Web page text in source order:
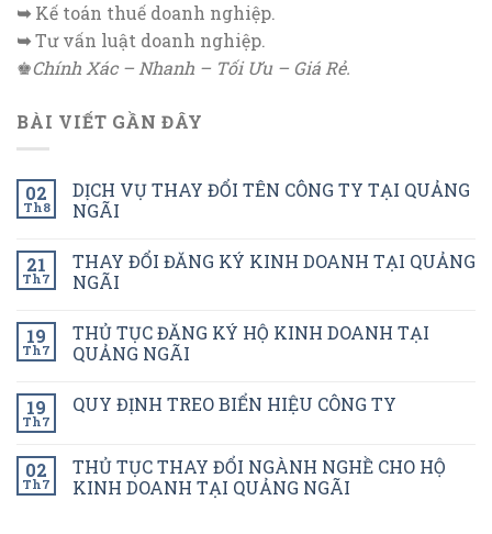
➥Kế toán thuế doanh nghiệp.
➥Tư vấn luật doanh nghiệp.
♚Chính Xác – Nhanh – Tối Ưu – Giá Rẻ.
BÀI VIẾT GẦN ĐÂY
02
Th8
DỊCH VỤ THAY ĐỔI TÊN CÔNG TY TẠI QUẢNG
NGÃI
21
Th7
THAY ĐỔI ĐĂNG KÝ KINH DOANH TẠI QUẢNG
NGÃI
19
Th7
THỦ TỤC ĐĂNG KÝ HỘ KINH DOANH TẠI
QUẢNG NGÃI
19
Th7
QUY ĐỊNH TREO BIỂN HIỆU CÔNG TY
02
Th7
THỦ TỤC THAY ĐỔI NGÀNH NGHỀ CHO HỘ
KINH DOANH TẠI QUẢNG NGÃI